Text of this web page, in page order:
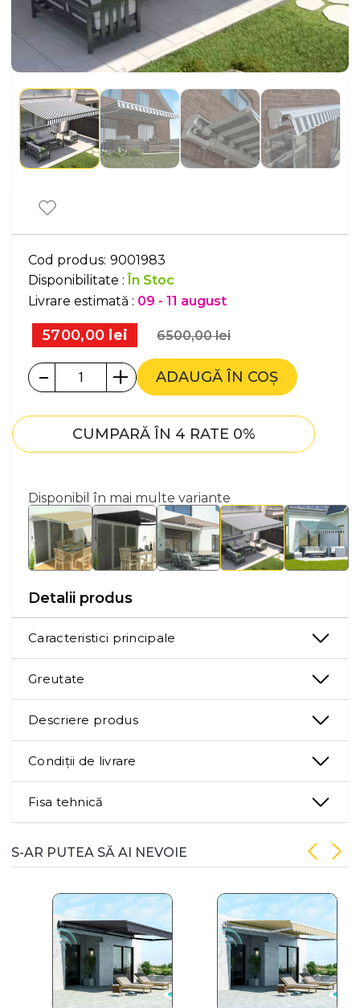
Cod produs: 9001983
Disponibilitate :În Stoc
Livrare estimată : 09 - 11 august
5700,00 lei 6500,00lei
- + ADAUGĂ ÎN COȘ
CUMPARĂ ÎN 4 RATE 0%
Disponibil în mai multe variante
Detalii produs
Caracteristici principale
Greutate
Descriere produs
Condiții de livrare
Fisa tehnică
S-AR PUTEA SĂ AI NEVOIE